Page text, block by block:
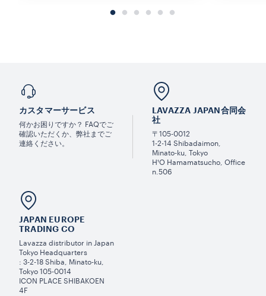
カスタマーサービス
何かお困りですか？ FAQでご
確認いただくか、弊社までご
連絡ください。
LAVAZZA JAPAN合同会
社
〒105-0012
1-2-14 Shibadaimon,
Minato-ku, Tokyo
H¹O Hamamatsucho, Office
n.506
JAPAN EUROPE
TRADING CO
Lavazza distributor in Japan
Tokyo Headquarters
: 3-2-18 Shiba, Minato-ku,
Tokyo 105-0014
ICON PLACE SHIBAKOEN
4F